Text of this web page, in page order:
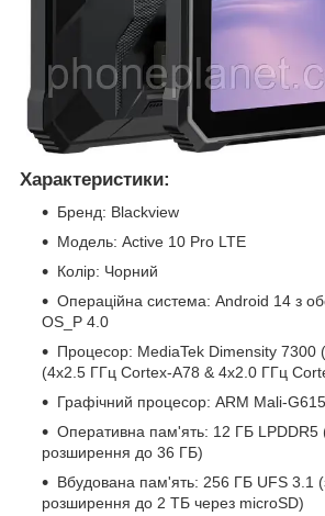
Характеристики:
Бренд: Blackview
Модель: Active 10 Pro LTE
Колір: Чорний
Операційна система: Android 14 з
OS_P 4.0
Процесор: MediaTek Dimensity 7300
(4x2.5 ГГц Cortex-A78 & 4x2.0 ГГц
Графічний процесор: ARM Mali-
Оперативна пам'ять: 12 ГБ LPDDR5
розширення до 36 ГБ)
Вбудована пам'ять: 256 ГБ UFS 3.1
розширення до 2 ТБ через microSD)